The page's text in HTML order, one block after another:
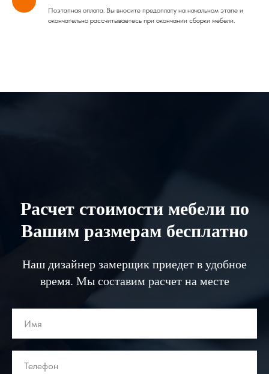
Поэтапная оплата. Вы вносите предоплату на начальном этапе и
окончательно рассчитываетесь при окончании сборки мебели.
Расчет стоимости мебели по
Вашим размерам бесплатно
Наш дизайнер замерщик приедет в удобное
время. Мы составим расчет на месте